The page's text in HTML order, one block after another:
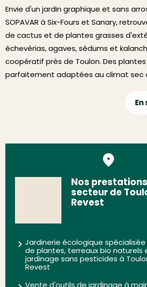
Envie d'un jardin graphique et sans
SOPAVAR à Six-Fours et Sanary,
de cactus et de plantes grasses
échevérias, agaves, sédums et
coopératif près de Toulon. Des
parfaitement adaptées au climat sec
Nos
secteur de
Revest
Jardinerie écologique
de plantes, terreaux bio naturels
jardinage sans pesticides à
Revest
Vente d'outils de jardinage à